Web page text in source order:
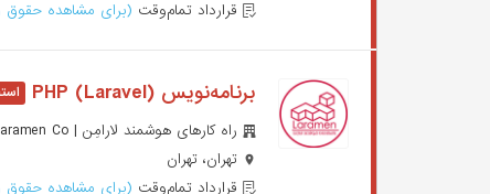
قرارداد تمام‌وقت (برای مشاهده حقوق
برنامه‌نویس (PHP (Laravel
راه کارهای هوشمند لارامِن | Laramen Co.
تهران، تهران
قرارداد تمام‌وقت (برای مشاهده حقوق